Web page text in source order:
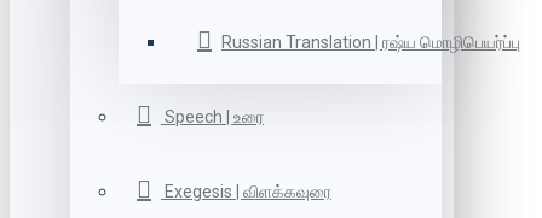
Russian Translation | ரஷ்ய மொழிபெயர்ப்பு
Speech | உரை
Exegesis | விளக்கவுரை